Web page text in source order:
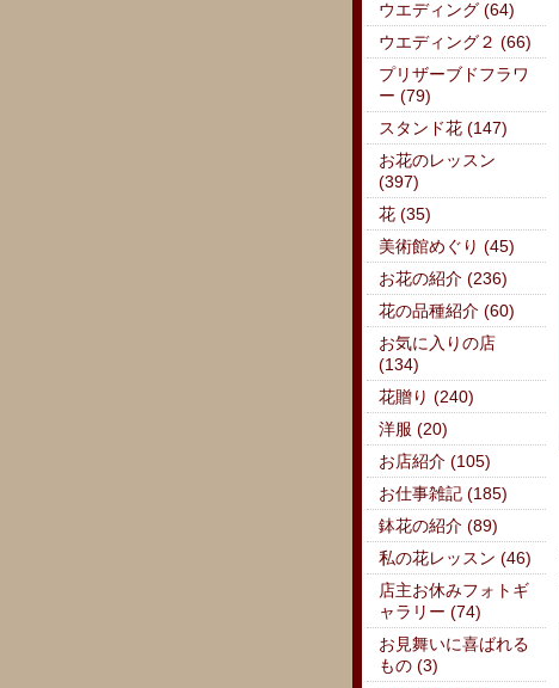
ウエディング (64)
ウエディング２ (66)
プリザーブドフラワ
ー (79)
スタンド花 (147)
お花のレッスン
(397)
花 (35)
美術館めぐり (45)
お花の紹介 (236)
花の品種紹介 (60)
お気に入りの店
(134)
花贈り (240)
洋服 (20)
お店紹介 (105)
お仕事雑記 (185)
鉢花の紹介 (89)
私の花レッスン (46)
店主お休みフォトギ
ャラリー (74)
お見舞いに喜ばれる
もの (3)